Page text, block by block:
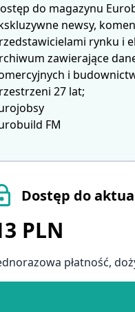
Dostęp do
PLN
płatność,
do magazynu
newsy,
rynku i
zawierające
i
27 lat;
FM